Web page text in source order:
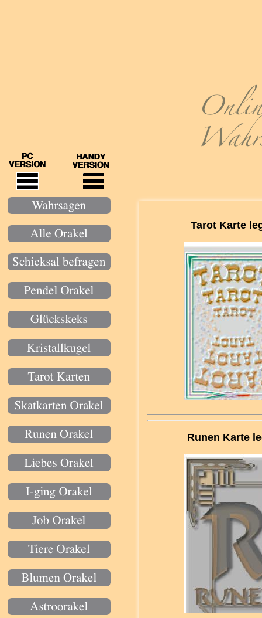
Tarot Karte
Runen Karte